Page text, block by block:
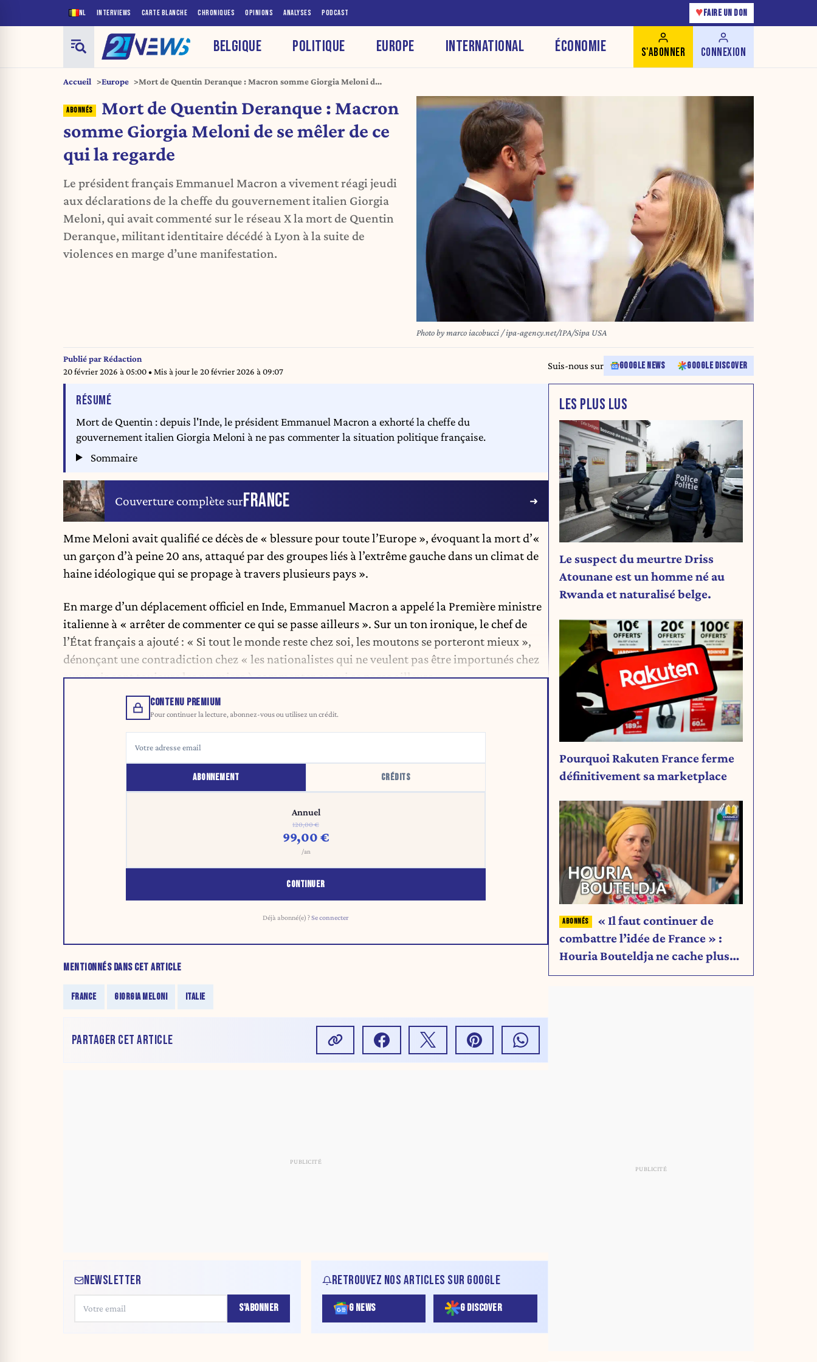
NL INTERVIEWS CARTE BLANCHE CHRONIQUES OPINIONS ANALYSES PODCAST ♥ FAIRE UN DON
BELGIQUE POLITIQUE EUROPE INTERNATIONAL ÉCONOMIE S'ABONNER CONNEXION
Accueil Europe
Mort de Quentin Deranque : Macron somme Giorgia Meloni de
Mort de Quentin Deranque : Macron
somme Giorgia Meloni de se mêler de ce
qui la regarde
Le président français Emmanuel Macron a vivement réagi jeudi
aux déclarations de la cheffe du gouvernement italien Giorgia
Meloni, qui avait commenté sur le réseau X la mort de Quentin
Deranque, militant identitaire décédé à Lyon à la suite de
violences en marge d’une manifestation.
Photo by marco iacobucci / ipa-agency.net/IPA/Sipa USA
Publié parRédaction
20 février 2026 à 05:00• Mis à jour le 20 février 2026 à 09:07
Suis-nous sur GOOGLE NEWS GOOGLE DISCOVER
RÉSUMÉDE L'ARTICLE
Mort de Quentin : depuis l'Inde, le président Emmanuel Macron a exhorté la cheffe du
gouvernement italien Giorgia Meloni à ne pas commenter la situation politique française.
Sommaire
Couverture complète surFRANCE
Mme Meloni avait qualifié ce décès de « blessure pour toute l’Europe », évoquant la mort d’«
un garçon d’à peine 20 ans, attaqué par des groupes liés à l’extrême gauche dans un climat de
haine idéologique qui se propage à travers plusieurs pays ».
En marge d’un déplacement officiel en Inde, Emmanuel Macron a appelé la Première ministre
italienne à « arrêter de commenter ce qui se passe ailleurs ». Sur un ton ironique, le chef de
l’État français a ajouté : « Si tout le monde reste chez soi, les moutons se porteront mieux »,
dénonçant une contradiction chez « les nationalistes qui ne veulent pas être importunés chez
eux mais sont toujours les premiers à commenter ce qui se passe ailleurs ».
CONTENU PREMIUM
Pour continuer la lecture, abonnez-vous ou utilisez un crédit.
ABONNEMENT CRÉDITS
Annuel
120,00 €
99,00 €
/an
CONTINUER
Déjà abonné(e) ?Se connecter
MENTIONNÉS DANS CET ARTICLE
FRANCE GIORGIA MELONI ITALIE
PARTAGER CET ARTICLE
NEWSLETTER
S'ABONNER
RETROUVEZ NOS ARTICLES SUR GOOGLE
G NEWS G DISCOVER
LES PLUS LUS
Le suspect du meurtre Driss
Atounane est un homme né au
Rwanda et naturalisé belge.
Pourquoi Rakuten France ferme
définitivement sa marketplace
« Il faut continuer de
combattre l’idée de France » :
Houria Bouteldja ne cache plus
rien de son projet